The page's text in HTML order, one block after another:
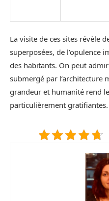
La visite de ces sites révèle
superposées, de l’opulence
des habitants. On peut
submergé par l’architecture
grandeur et humanité rend
particulièrement gratifiantes.